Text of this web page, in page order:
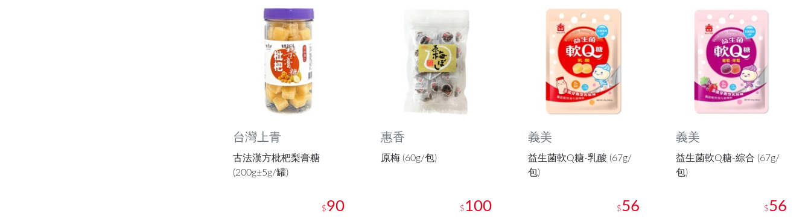
台灣上青
古法漢方枇杷梨膏糖
(200g±5g/罐)
$90
惠香
原梅 (60g/包)
$ 100
義美
益生菌軟Q糖-乳酸 (67g/
包)
$56
義美
益生菌軟Q糖-綜合 (67g/
包)
$56